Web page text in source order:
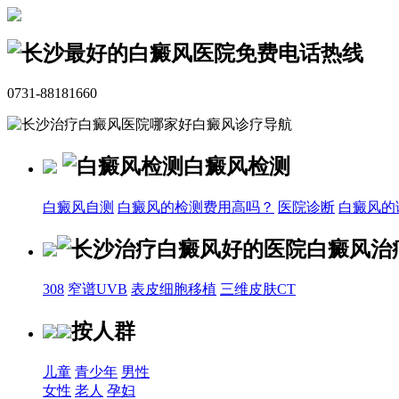
免费电话热线
0731-88181660
白癜风诊疗导航
白癜风检测
白癜风自测 白癜风的检测费用高吗？ 医院诊断 白癜风
白癜风治
308 窄谱UVB 表皮细胞移植 三维皮肤CT
按人群
儿童 青少年 男性
女性 老人 孕妇